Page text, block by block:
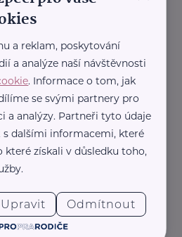
partnery
a reklam, poskytování
a analýze naší návštěvnosti
. Informace o tom, jak
se svými partnery pro
a analýzy. Partneři tyto údaje
dalšími informacemi, které
získali v důsledku toho,
Upravit Odmítnout